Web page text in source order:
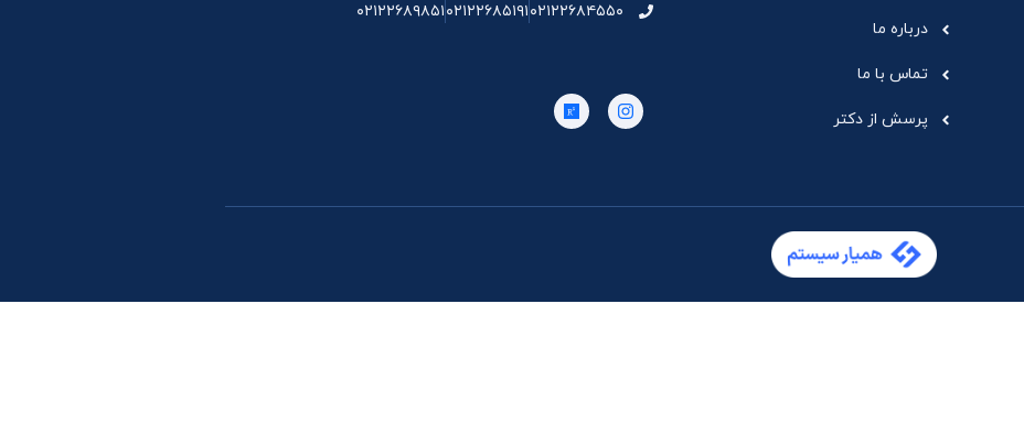
درباره ما
تماس با ما
پرسش از دکتر
۰۲۱۲۲۶۸۴۵۵۰۰۲۱۲۲۶۸۵۱۹۱۰۲۱۲۲۶۸۹۸۵۱